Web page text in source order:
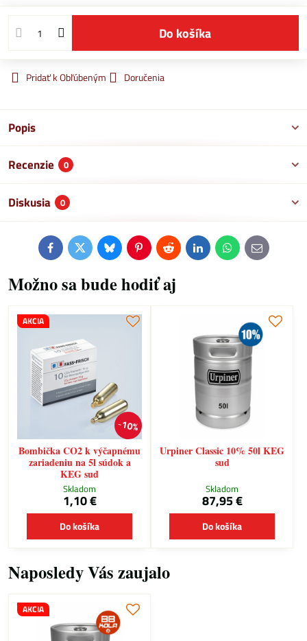
Do košíka
Pridať k Obľúbeným Doručenia
Popis
Recenzie 0
Diskusia 0
FacebookTwitterBlueskyPinterestReddit LinkedInWhatsApp
E-
mail
Možno sa bude hodiť aj
10%
AKCIA
Bombička CO2 k výčapnému
zariadeniu na 5l súdok a
KEG sud
Skladom
1,10 €
Do košíka
Urpiner Classic 10% 50l KEG
sud
Skladom
87,95 €
Do košíka
Naposledy Vás zaujalo
AKCIA